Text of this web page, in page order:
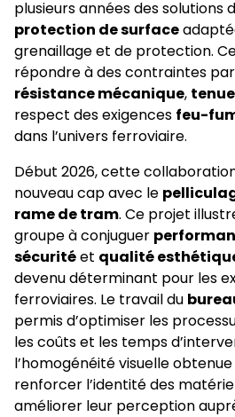
plusieurs années des solutions
protection de surface
grenaillage et de protection.
répondre à des contraintes
résistance mécanique,
respect des exigences feu-
dans l’univers ferroviaire.
Début 2026, cette
nouveau cap avec le
rame de tram. Ce projet
groupe à conjuguer
sécuritéet qualité
devenu déterminant pour les
ferroviaires. Le travail du
permis d’optimiser les
les coûts et les temps
l’homogénéité visuelle
renforcer l’identité des
améliorer leur perception